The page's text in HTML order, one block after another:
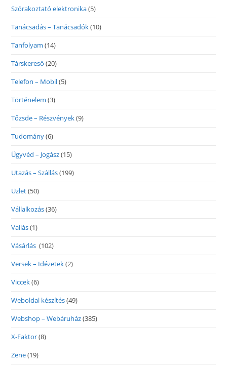
Szórakoztató elektronika(5)
Tanácsadás – Tanácsadók(10)
Tanfolyam (14)
Társkereső (20)
Telefon – Mobil(5)
Történelem (3)
Tőzsde – Részvények(9)
Tudomány(6)
Ügyvéd – Jogász(15)
Utazás – Szállás(199)
Üzlet(50)
Vállalkozás(36)
Vallás(1)
Vásárlás (102)
Versek – Idézetek(2)
Viccek(6)
Weboldal készítés(49)
Webshop – Webáruház(385)
X-Faktor(8)
Zene(19)